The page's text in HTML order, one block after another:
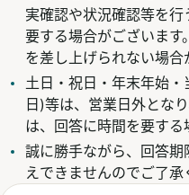
実確認や状況確認等を
要する場合がございま
を差し上げられない場合
土日・祝日・年末年始
日)等は、営業日外とな
は、回答に時間を要する
誠に勝手ながら、回答
えできませんのでご了承